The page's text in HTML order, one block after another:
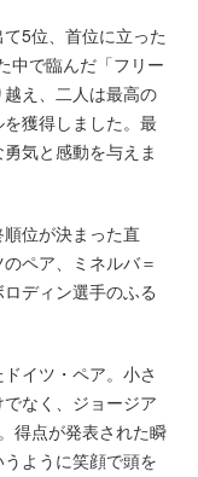
5位、首位に立った
中で臨んだ「フリー
え、二人は最高の
獲得しました。最
気と感動を与えま
位が決まった直
ペア、ミネルバ＝
ディン選手のふる
イツ・ペア。小さ
なく、ジョージア
得点が発表された瞬
ように笑顔で頭を